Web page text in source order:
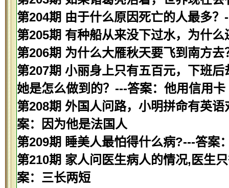
第204期 由于什么原因死亡的人最多
第205期 有种船从来没下过水，为什
第206期 为什么大雁秋天要飞到南方
第207期 小丽身上只有五百元，下班
她是怎么做到的？---答案：他用信用卡
第208期 外国人问路，小明拼命有英
案：因为他是法国人
第209期 睡美人最怕得什么病?---答
第210期 家人问医生病人的情况,医生
案：三长两短